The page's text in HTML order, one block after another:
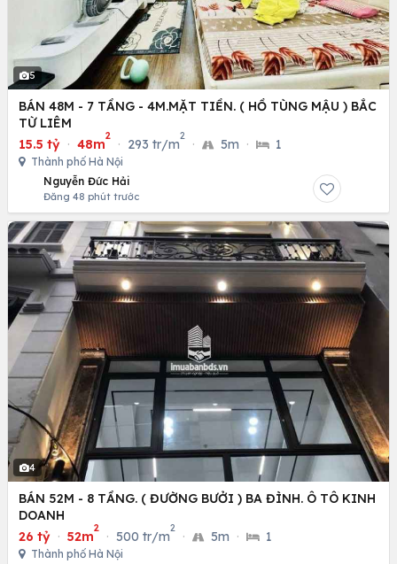
5
BÁN 48M - 7 TẦNG - 4M.MẶT TIỀN. ( HỒ TÙNG MẬU ) BẮC
TỪ LIÊM
15.5 tỷ · 48m
2
· 293 tr/m
2
· 5m · 1
Thành phố Hà Nội
Nguyễn Đức Hải
Đăng 48 phút trước
4
BÁN 52M - 8 TẦNG. ( ĐƯỜNG BƯỞI ) BA ĐÌNH. Ô TÔ KINH
DOANH
26 tỷ · 52m
2
· 500 tr/m
2
· 5m · 1
Thành phố Hà Nội